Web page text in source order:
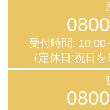
受付時間: 10:00
（定休日:祝日